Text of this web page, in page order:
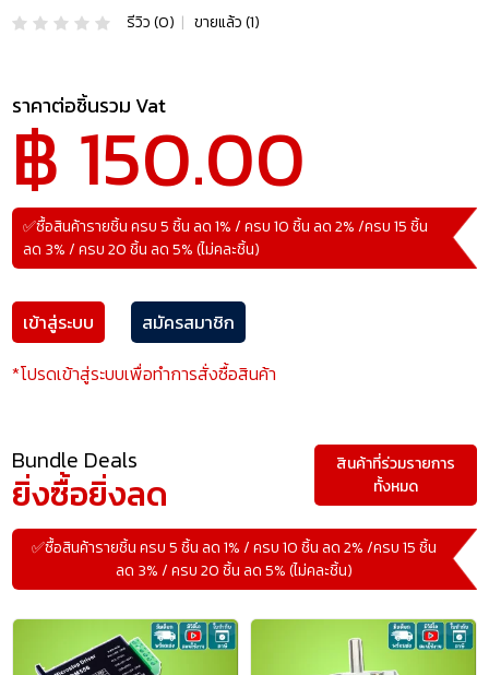
รีวิว (0) | ขายแล้ว (1)
ราคาต่อชิ้นรวม Vat
฿ 150.00
✅ซื้อสินค้ารายชิ้น ครบ 5 ชิ้น ลด 1% / ครบ 10 ชิ้น ลด 2% /ครบ 15 ชิ้น
ลด 3% / ครบ 20 ชิ้น ลด 5% (ไม่คละชิ้น)
เข้าสู่ระบบ
สมัครสมาชิก
*โปรดเข้าสู่ระบบเพื่อทำการสั่งซื้อสินค้า
Bundle Deals
ยิ่งซื้อยิ่งลด
✅ซื้อสินค้ารายชิ้น ครบ 5 ชิ้น ลด 1% / ครบ 10 ชิ้น ลด 2% /ครบ 15 ชิ้น
ลด 3% / ครบ 20 ชิ้น ลด 5% (ไม่คละชิ้น)
สินค้าที่ร่วมรายการ
ทั้งหมด